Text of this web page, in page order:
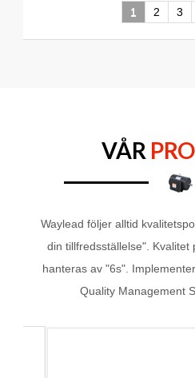
1 2 3
VÅR
Waylead följer alltid
din tillfredsställelse". Kvalitet
hanteras av "6s".
Quality Management